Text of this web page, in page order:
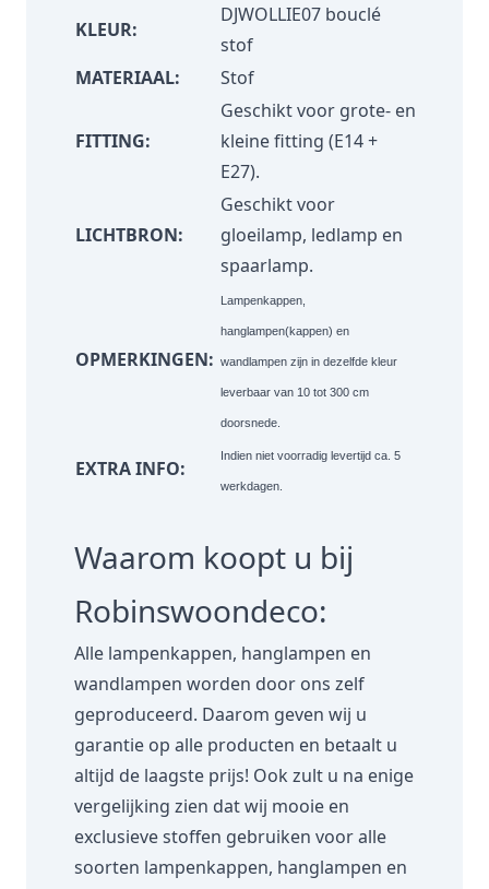
KLEUR:
DJWOLLIE07 bouclé
stof
MATERIAAL:
Stof
FITTING:
Geschikt voor grote- en
kleine fitting (E14 +
E27).
LICHTBRON:
Geschikt voor
gloeilamp, ledlamp en
spaarlamp.
OPMERKINGEN:
Lampenkappen,
hanglampen(kappen) en
wandlampen zijn in dezelfde kleur
leverbaar van 10 tot 300 cm
doorsnede.
EXTRA INFO:
Indien niet voorradig levertijd ca. 5
werkdagen.
Waarom koopt u bij
Robinswoondeco:
Alle lampenkappen, hanglampen en
wandlampen worden door ons zelf
geproduceerd. Daarom geven wij u
garantie op alle producten en betaalt u
altijd de laagste prijs! Ook zult u na enige
vergelijking zien dat wij mooie en
exclusieve stoffen gebruiken voor alle
soorten lampenkappen, hanglampen en